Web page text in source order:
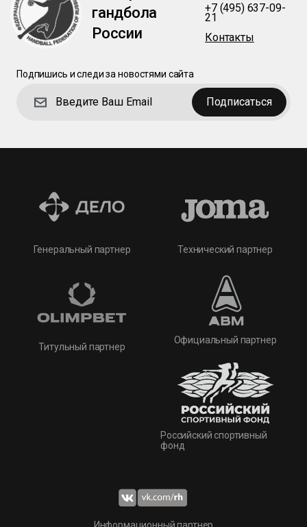
гандбола
России
+7 (495) 637-09-
21
Контакты
Подпишись и следи за новостями сайта
Подписаться
Генеральный партнер
Титульный партнер
Технический партнер
Официальный партнер
Российский спортивный
фонд